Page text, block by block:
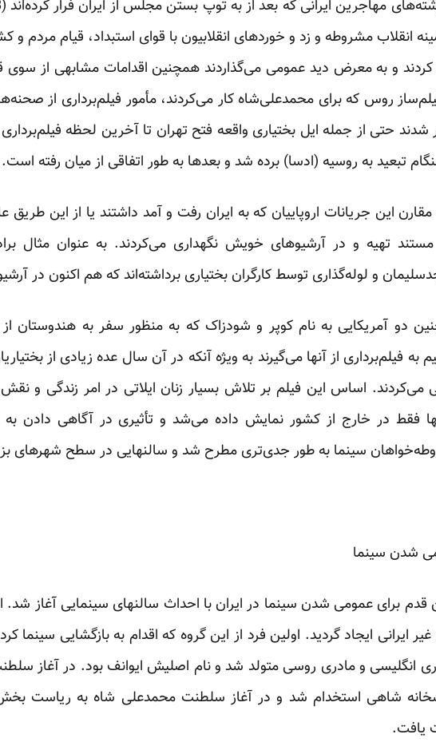
انقلاب مشروطه و زد و خوردهای انقلابیون با قوای استبداد، قیام مردم
کردند و به معرض دید عمومی می‌گذاردند همچنین اقدامات مشابهی از
روس که برای محمدعلی‌شاه کار می‌کردند، مأمور فیلم‌برداری از
شدند حتی از جمله ایل بختیاری واقعه فتح تهران تا آخرین لحظه
تبعید به روسیه (ادسا) برده شد و بعدها به طور اتفاقی از میان رفته است.
مقارن این جریانات اروپاییان که به ایران رفت و آمد داشتند یا از این
تهیه و در آرشیوهای خویش نگهداری می‌کردند. به عنوان مثال
و لوله‌گذاری توسط کارگران بختیاری برداشته‌اند که هم اکنون در
دو آمریکایی به نام کوپر و شودزاک که به منظور سفر به هندوستان از
به فیلم‌برداری از آنها می‌گیرند به ویژه آنکه در آن سال عده زیادی از
می‌کردند. اساس این فیلم بر تلاش بسیار زنان ایلاتی در امر زندگی و
فقط در خارج از کشور نمایش داده می‌شد و تأثیری در آگاهی دادن به
سینما به طور جدی‌تری مطرح شد و سالنهایی در سطح شهرهای
شدن سینما
قدم برای عمومی شدن سینما در ایران با احداث سالنهای سینمایی آغاز شد.
انگلیسی و مادری روسی متولد شد و نام اصلیش ایوانف بود. در آغاز
شاهی استخدام شد و در آغاز سلطنت محمدعلی ‌شاه به ریاست بخش
یافت.